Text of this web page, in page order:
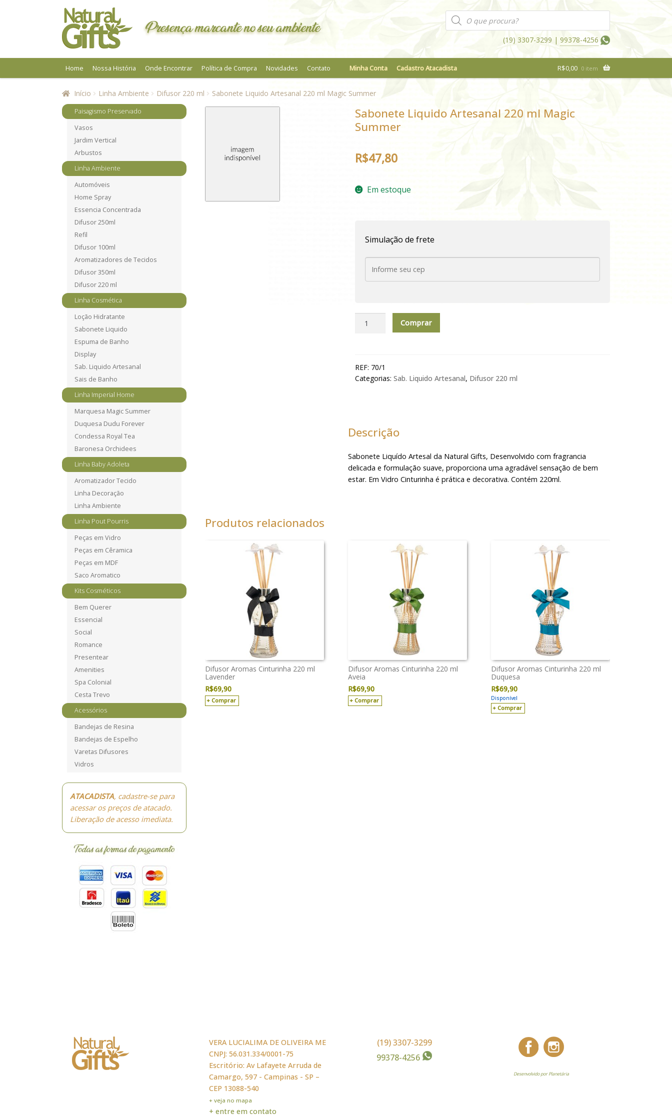
Pular
para
navegação
Pular
para
o
conteúdo
Presença marcante no seu ambiente
Pesquisar
produtos
(19) 3307-3299 | 99378-4256
Home Nossa História Onde Encontrar Política de Compra Novidades Contato Minha Conta Cadastro Atacadista R$0,00 0 item
Início Linha Ambiente Difusor 220 ml Sabonete Liquido Artesanal 220 ml Magic Summer
Sabonete Liquido Artesanal 220 ml Magic
Summer
R$47,80
Em estoque
Simulação de frete
ml
Magic
Comprar
REF: 70/1
Categorias: Sab. Liquido Artesanal, Difusor 220 ml
Descrição
Sabonete Liquído Artesal da Natural Gifts, Desenvolvido com fragrancia
delicada e formulação suave, proporciona uma agradável sensação de bem
estar. Em Vidro Cinturinha é prática e decorativa. Contém 220ml.
Produtos relacionados
Difusor Aromas Cinturinha 220 ml
Lavender
R$69,90
Comprar
Difusor Aromas Cinturinha 220 ml
Aveia
R$69,90
Comprar
Difusor Aromas Cinturinha 220 ml
Duquesa
R$69,90
Disponível
Comprar
Paisagismo Preservado
Vasos
Jardim Vertical
Arbustos
Linha Ambiente
Automóveis
Home Spray
Essencia Concentrada
Difusor 250ml
Refil
Difusor 100ml
Aromatizadores de Tecidos
Difusor 350ml
Difusor 220 ml
Linha Cosmética
Loção Hidratante
Sabonete Liquido
Espuma de Banho
Display
Sab. Liquido Artesanal
Sais de Banho
Linha Imperial Home
Marquesa Magic Summer
Duquesa Dudu Forever
Condessa Royal Tea
Baronesa Orchidees
Linha Baby Adoleta
Aromatizador Tecido
Linha Decoração
Linha Ambiente
Linha Pout Pourris
Peças em Vidro
Peças em Cêramica
Peças em MDF
Saco Aromatico
Kits Cosméticos
Bem Querer
Essencial
Social
Romance
Presentear
Amenities
Spa Colonial
Cesta Trevo
Acessórios
Bandejas de Resina
Bandejas de Espelho
Varetas Difusores
Vidros
ATACADISTA, cadastre-se para
acessar os preços de atacado.
Liberação de acesso imediata.
VERA LUCIALIMA DE OLIVEIRA ME
CNPJ: 56.031.334/0001-75
Escritório: Av Lafayete Arruda de
Camargo, 597 - Campinas - SP –
CEP 13088-540
+ veja no mapa
+ entre em contato
(19) 3307-3299
99378-4256
Desenvolvido por Planetária